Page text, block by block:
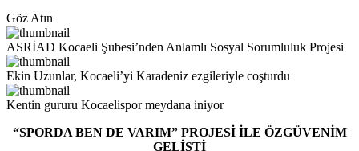
Göz Atın
ASRİAD Kocaeli Şubesi’nden Anlamlı Sosyal Sorumluluk Projesi
Ekin Uzunlar, Kocaeli’yi Karadeniz ezgileriyle coşturdu
Kentin gururu Kocaelispor meydana iniyor
“SPORDA BEN DE VARIM” PROJESİ İLE ÖZGÜVENİM
GELİŞTİ